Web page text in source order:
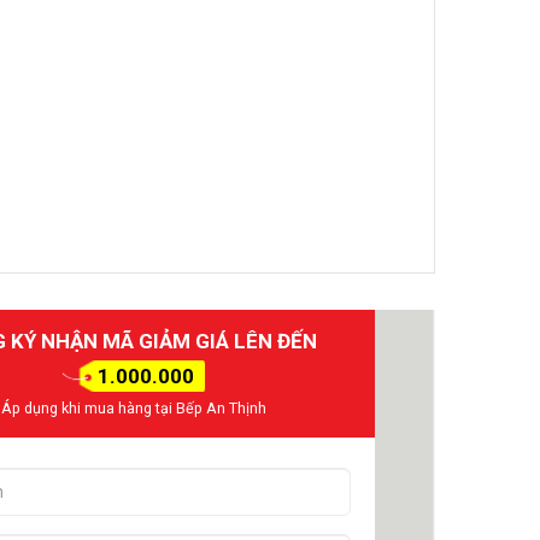
KÝ NHẬN MÃ GIẢM GIÁ LÊN ĐẾN
1.000.000
Áp dụng khi mua hàng tại Bếp An Thịnh